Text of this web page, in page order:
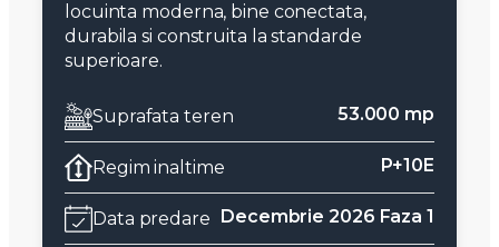
locuinta moderna, bine conectata,
durabila si construita la standarde
superioare.
Suprafata teren 53.000 mp
Regim inaltime P+10E
Data predare Decembrie 2026 Faza 1